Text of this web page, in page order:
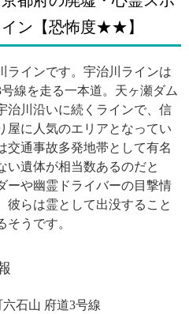
ン【恐怖度★★】
ラインです。宇治川ラインは
線を走る一本道。天ヶ瀬ダム
治川沿いに続くラインで、信
屋に人気のエリアとなってい
交通事故多発地帯として有名
い遺体が相当数あるのだと
ーや幽霊ドライバーの目撃情
彼らは霊として出没すること
うです。
石山 府道3号線